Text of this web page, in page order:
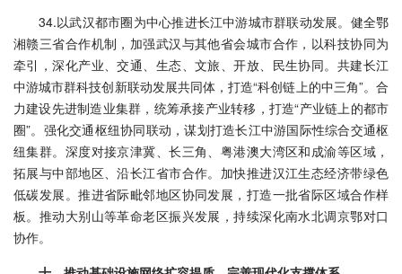
34.以武汉都市圈为中心推进长江中游城市群联动发展。健全鄂
湘赣三省合作机制，加强武汉与其他省会城市合作，以科技协同为
牵引，深化产业、交通、生态、文旅、开放、民生协同。共建长江
中游城市群科技创新联动发展共同体，打造“科创链上的中三角”。合
力建设先进制造业集群，统筹承接产业转移，打造“产业链上的都市
圈”。强化交通枢纽协同联动，谋划打造长江中游国际性综合交通枢
纽集群。深度对接京津冀、长三角、粤港澳大湾区和成渝等区域，
拓展与中部地区、沿长江省市合作。加快推进汉江生态经济带绿色
低碳发展。推进省际毗邻地区协同发展，打造一批省际区域合作样
板。推动大别山等革命老区振兴发展，持续深化南水北调京鄂对口
协作。